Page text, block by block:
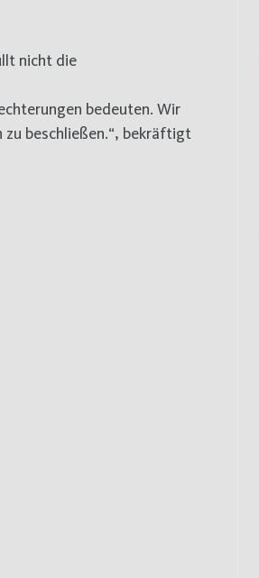
nicht die
bedeuten. Wir
beschließen.“, bekräftigt